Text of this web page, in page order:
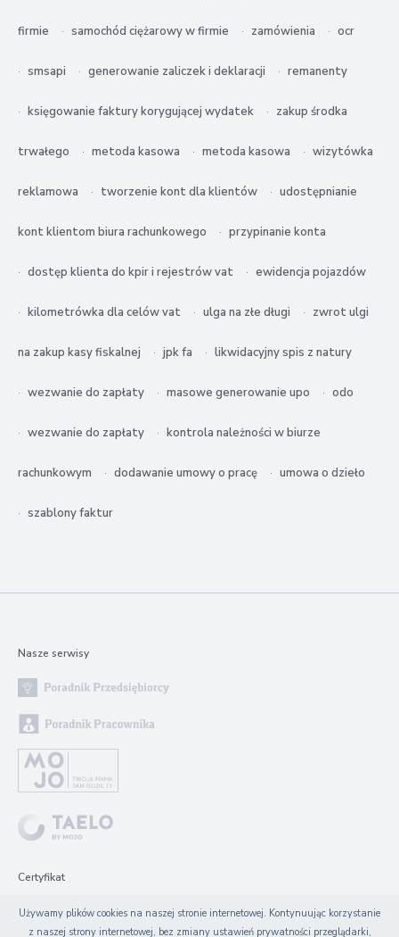
firmie samochód ciężarowy w firmie zamówienia ocr
smsapi generowanie zaliczek i deklaracji remanenty
księgowanie faktury korygującej wydatek zakup środka
trwałego metoda kasowa metoda kasowa wizytówka
reklamowa tworzenie kont dla klientów udostępnianie
kont klientom biura rachunkowego przypinanie konta
dostęp klienta do kpir i rejestrów vat ewidencja pojazdów
kilometrówka dla celów vat ulga na złe długi zwrot ulgi
na zakup kasy fiskalnej jpk fa likwidacyjny spis z natury
wezwanie do zapłaty masowe generowanie upo odo
wezwanie do zapłaty kontrola należności w biurze
rachunkowym dodawanie umowy o pracę umowa o dzieło
szablony faktur
Nasze serwisy
Certyfikat
Używamy plików cookies na naszej stronie internetowej. Kontynuując korzystanie
z naszej strony internetowej, bez zmiany ustawień prywatności przeglądarki,